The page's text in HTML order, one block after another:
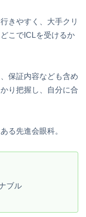
きやすく、大手クリ
こでICLを受けるか
保証内容なども含め
り把握し、自分に合
る先進会眼科。
ブル